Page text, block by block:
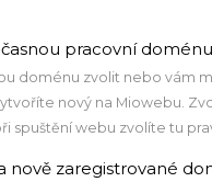
pracovní doménu
doménu zvolit nebo vám
nový na Miowebu.
spuštění webu zvolíte tu
nově zaregistrované